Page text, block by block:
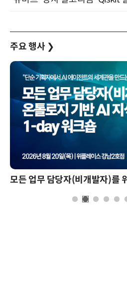
주요 행사 ❯